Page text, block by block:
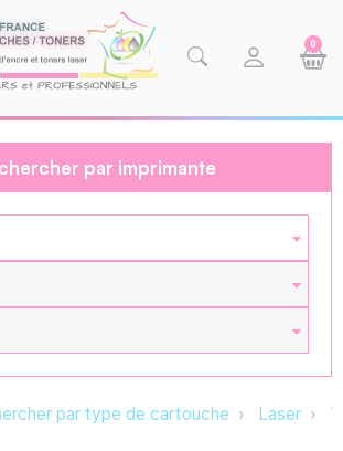
0
par imprimante
par type de cartouche Laser